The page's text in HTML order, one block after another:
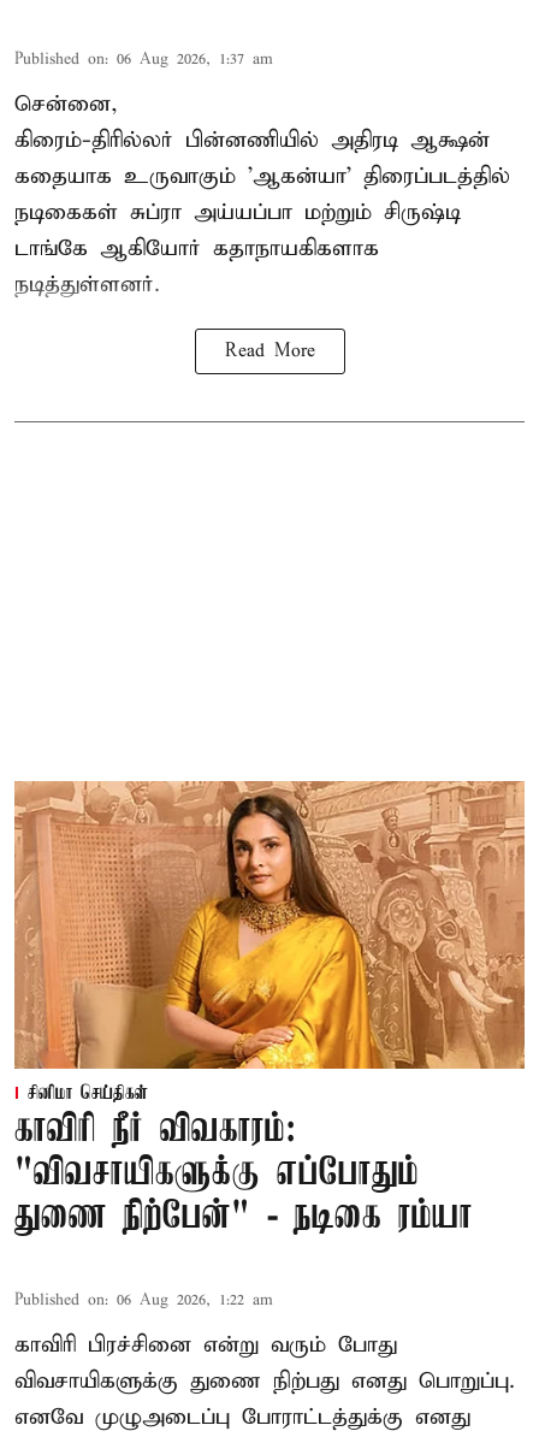
Published on: 06 Aug 2026, 1:37 am
சென்னை,
கிரைம்-திரில்லர் பின்னணியில் அதிரடி ஆக்ஷன்
கதையாக உருவாகும் 'ஆகன்யா' திரைப்படத்தில்
நடிகைகள் சுப்ரா அய்யப்பா மற்றும் சிருஷ்டி
டாங்கே ஆகியோர் கதாநாயகிகளாக
நடித்துள்ளனர்.
Read More
சினிமா செய்திகள்
காவிரி நீர் விவகாரம்:
"விவசாயிகளுக்கு எப்போதும்
துணை நிற்பேன்" - நடிகை ரம்யா
Published on: 06 Aug 2026, 1:22 am
காவிரி பிரச்சினை என்று வரும் போது
விவசாயிகளுக்கு துணை நிற்பது எனது பொறுப்பு.
எனவே முழுஅடைப்பு போராட்டத்துக்கு எனது